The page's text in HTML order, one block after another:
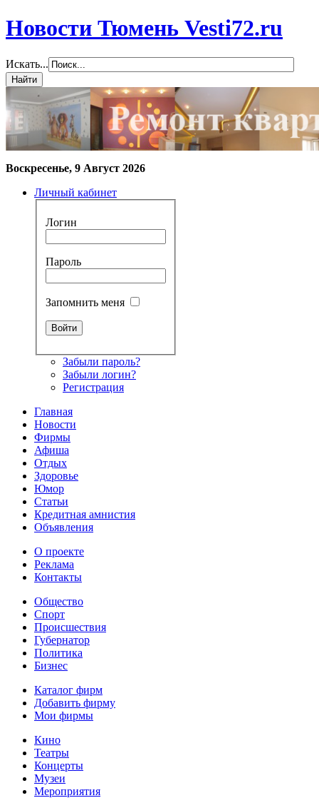
Новости Тюмень Vesti72.ru
Искать...
Воскресенье, 9 Август 2026
Личный кабинет
Логин
Пароль
Запомнить меня
Забыли пароль?
Забыли логин?
Регистрация
Главная
Новости
Фирмы
Афиша
Отдых
Здоровье
Юмор
Статьи
Кредитная амнистия
Объявления
О проекте
Реклама
Контакты
Общество
Спорт
Происшествия
Губернатор
Политика
Бизнес
Каталог фирм
Добавить фирму
Мои фирмы
Кино
Театры
Концерты
Музеи
Мероприятия